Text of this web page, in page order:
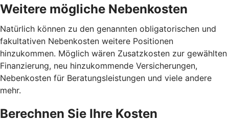
Weitere mögliche Nebenkosten
Natürlich können zu den genannten obligatorischen und
fakultativen Nebenkosten weitere Positionen
hinzukommen. Möglich wären Zusatzkosten zur gewählten
Finanzierung, neu hinzukommende Versicherungen,
Nebenkosten für Beratungsleistungen und viele andere
mehr.
Berechnen Sie Ihre Kosten